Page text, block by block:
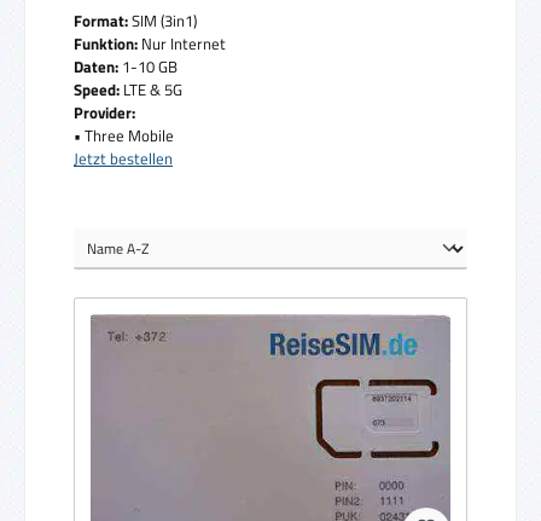
Format:SIM (3in1)
Funktion: Nur Internet
Daten: 1-10 GB
Speed: LTE & 5G
Provider:
• Three Mobile
Jetzt bestellen